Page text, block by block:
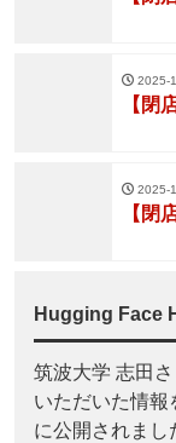
2025-
【閉
2025-
【閉
Hugging Face
筑波大学 志田
いただいた情
に公開されまし